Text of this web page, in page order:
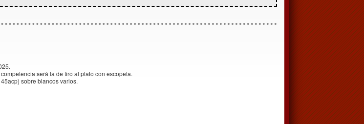
será la de tiro al plato con escopeta.
sobre blancos varios.